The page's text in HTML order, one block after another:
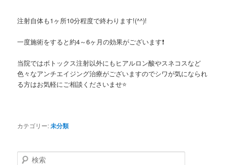
注射自体も1ヶ所10分程度で終わります!(^^)!
一度施術をすると約4～6ヶ月の効果がございます❗
当院ではボトックス注射以外にもヒアルロン酸やスネコスなど
色々なアンチエイジング治療がございますのでシワが気になられ
る方はお気軽にご相談くださいませ⭐
カテゴリー:未分類
検索